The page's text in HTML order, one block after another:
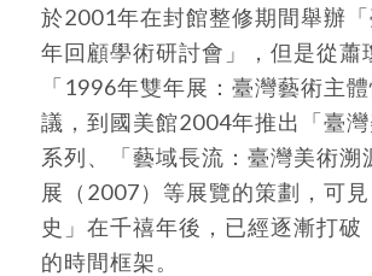
於2001年在封館整修期間舉辦
年回顧學術研討會」，但是從蕭
「1996年雙年展：臺灣藝術主
議，到國美館2004年推出「臺灣
系列、「藝域長流：臺灣美術溯
展（2007）等展覽的策劃，可
史」在千禧年後，已經逐漸打破
的時間框架。